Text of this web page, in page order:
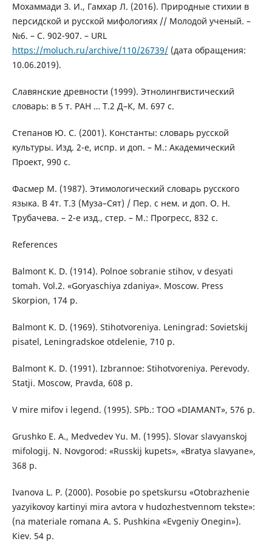
Мохаммади З. И., Гамхар Л. (2016). Природные стихии в
персидской и русской мифологиях // Молодой ученый. –
№6. – С. 902-907. – URL
https://moluch.ru/archive/110/26739/(дата обращения:
10.06.2019).
Славянские древности (1999). Этнолингвистический
словарь: в 5 т. РАН … Т.2 Д–К, М. 697 с.
Степанов Ю. С. (2001). Константы: словарь русской
культуры. Изд. 2-е, испр. и доп. – М.: Академический
Проект, 990 с.
Фасмер М. (1987). Этимологический словарь русского
языка. В 4т. Т.3 (Муза–Сят) / Пер. с нем. и доп. О. Н.
Трубачева. – 2-е изд., стер. – М.: Прогресс, 832 с.
References
Balmont K. D. (1914). Polnoe sobranie stihov, v desyati
tomah. Vol.2. «Goryaschiya zdaniya». Moscow. Press
Skorpion, 174 p.
Balmont K. D. (1969). Stihotvoreniya. Leningrad: Sovietskij
pisatel, Leningradskoe otdelenie, 710 p.
Balmont K. D. (1991). Izbrannoe: Stihotvoreniya. Perevody.
Statji. Мoscow, Pravda, 608 p.
V mire mifov i legend. (1995). SPb.: TOO «DIAMANT», 576 p.
Grushko E. A., Medvedev Yu. М. (1995). Slovar slavyanskoj
mifologij. N. Novgorod: «Russkij kupets», «Bratya slavyane»,
368 p.
Ivanova L. P. (2000). Posobie po spetskursu «Otobrazhenie
yazyikovoy kartinyi mira avtora v hudozhestvennom tekste»:
(na materiale romana A. S. Pushkina «Evgeniy Onegin»).
Кiev. 54 p.